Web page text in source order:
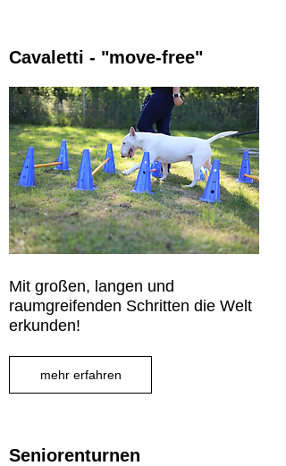
Cavaletti - "move-free"
Mit großen, langen und
raumgreifenden Schritten die Welt
erkunden!
mehr erfahren
Seniorenturnen